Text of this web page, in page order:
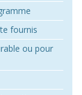
fournis
ou pour